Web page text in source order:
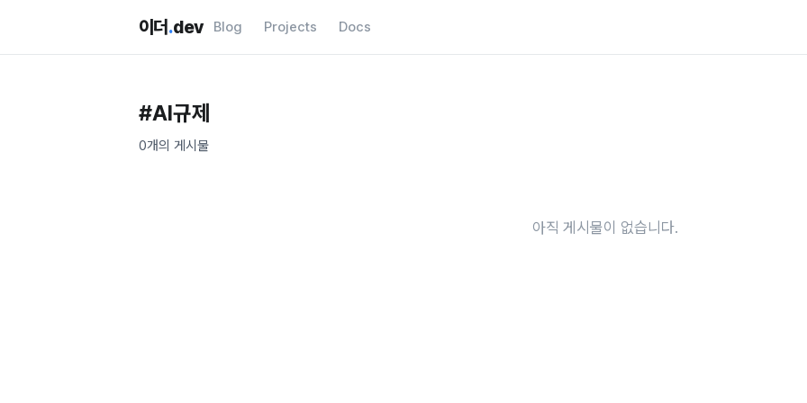
이더 .dev Blog Projects Docs
#AI규제
0개의 게시물
아직 게시물이 없습니다.